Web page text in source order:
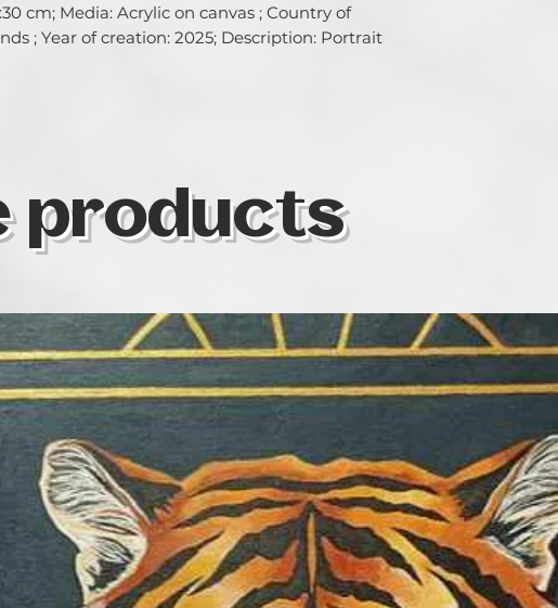
cm; Media: Acrylic on canvas ; Country of
; Year of creation: 2025; Description: Portrait
products